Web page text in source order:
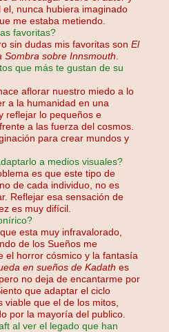
nunca hubiera imaginado
me estaba metiendo.
favoritas?
sin dudas mis favoritas son El
Sombra sobre Innsmouth
que más te gustan de su
aflorar nuestro miedo a lo
a la humanidad en una
reflejar lo pequeños e
a las fuerza del cosmos.
para crear mundos y
a medios visuales?
es que este tipo de
de cada individuo, no es
Reflejar esa sensación de
es muy difícil.
esta muy infravalorado,
de los Sueños me
el horror cósmico y la fantasía
en sueños de Kadath es
no deja de encantarme por
que adaptar el ciclo
que el de los mitos,
por la mayoría del publico.
al ver el legado que han